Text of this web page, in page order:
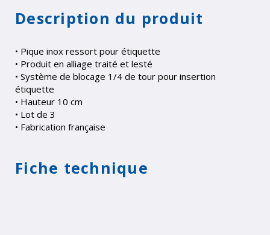
Description du produit
• Pique inox ressort pour étiquette
• Produit en alliage traité et lesté
• Système de blocage 1/4 de tour pour insertion
étiquette
• Hauteur 10 cm
• Lot de 3
• Fabrication française
Fiche technique